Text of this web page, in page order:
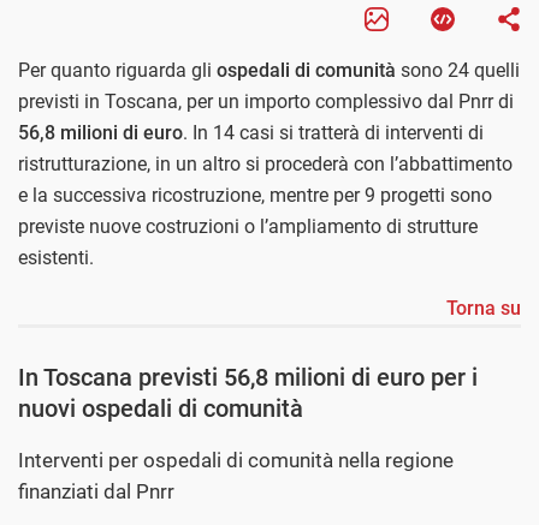
Per quanto riguarda gli ospedali di comunità sono 24 quelli
previsti in Toscana, per un importo complessivo dal Pnrr di
56,8 milioni di euro. In 14 casi si tratterà di interventi di
ristrutturazione, in un altro si procederà con l’abbattimento
e la successiva ricostruzione, mentre per 9 progetti sono
previste nuove costruzioni o l’ampliamento di strutture
esistenti.
Torna su
In Toscana previsti 56,8 milioni di euro per i
nuovi ospedali di comunità
Interventi per ospedali di comunità nella regione
finanziati dal Pnrr